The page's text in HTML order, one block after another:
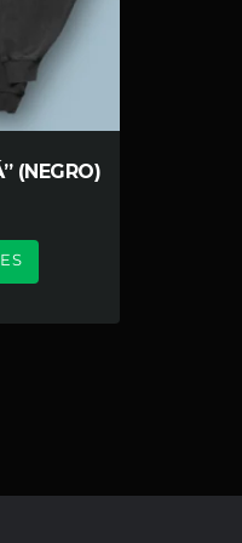
(NEGRO)